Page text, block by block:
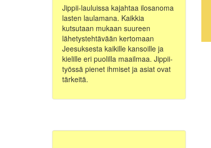
Jippii-lauluissa kajahtaa ilosanoma
lasten laulamana. Kaikkia
kutsutaan mukaan suureen
lähetystehtävään kertomaan
Jeesuksesta kaikille kansoille ja
kielille eri puolilla maailmaa. Jippii-
työssä pienet ihmiset ja asiat ovat
tärkeitä.